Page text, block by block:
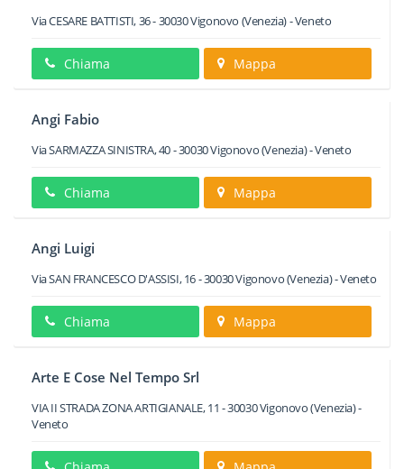
Via CESARE BATTISTI, 36-30030Vigonovo (Venezia) -Veneto
Chiama Mappa
Angi Fabio
Via SARMAZZA SINISTRA, 40-30030Vigonovo(Venezia) -Veneto
Chiama Mappa
Angi Luigi
Via SAN FRANCESCO D'ASSISI, 16-30030Vigonovo(Venezia) -Veneto
Chiama Mappa
Arte E Cose Nel Tempo Srl
VIA II STRADA ZONA ARTIGIANALE, 11 -30030Vigonovo(Venezia) -
Veneto